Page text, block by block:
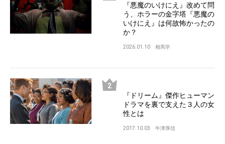
『悪魔のいけにえ』改めて問
う、ホラーの金字塔『悪魔の
いけにえ』は何故怖かったの
か？
2026.01.10 相馬学
『ドリーム』傑作ヒューマン
ドラマを裏で支えた３人の女
性とは
2017.10.03 牛津厚信